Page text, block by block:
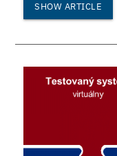
SHOW ARTICLE